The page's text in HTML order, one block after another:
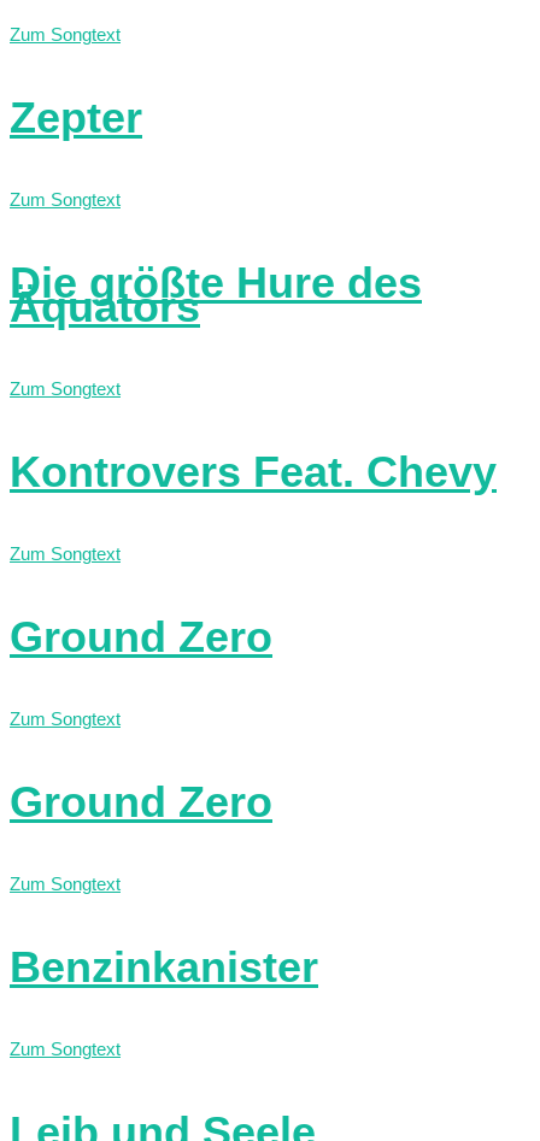
Zum Songtext
Zepter
Zum Songtext
Die größte Hure des
Äquators
Zum Songtext
Kontrovers Feat. Chevy
Zum Songtext
Ground Zero
Zum Songtext
Ground Zero
Zum Songtext
Benzinkanister
Zum Songtext